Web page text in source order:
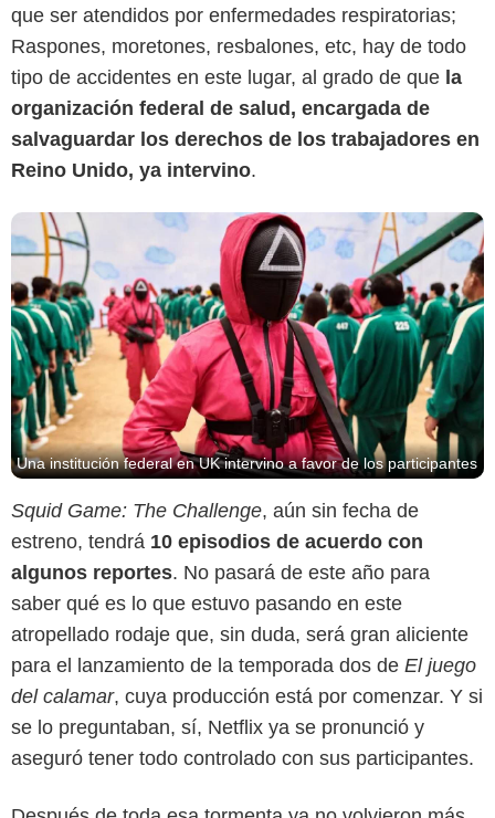
que ser atendidos por enfermedades respiratorias;
Raspones, moretones, resbalones, etc, hay de todo
tipo de accidentes en este lugar, al grado de que la
organización federal de salud, encargada de
salvaguardar los derechos de los trabajadores en
Reino Unido, ya intervino.
Una institución federal en UK intervino a favor de los participantes
Squid Game: The Challenge, aún sin fecha de
estreno, tendrá 10 episodios de acuerdo con
algunos reportes. No pasará de este año para
saber qué es lo que estuvo pasando en este
atropellado rodaje que, sin duda, será gran aliciente
para el lanzamiento de la temporada dos de El juego
del calamar, cuya producción está por comenzar. Y si
se lo preguntaban, sí, Netflix ya se pronunció y
aseguró tener todo controlado con sus participantes.